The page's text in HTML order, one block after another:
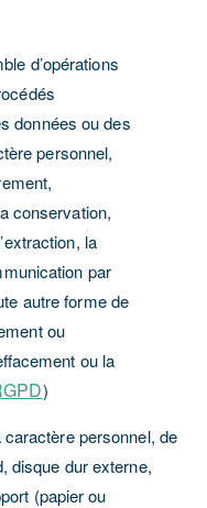
d’opérations
données ou des
personnel,
conservation,
la
par
autre forme de
ou
ou la
)
caractère personnel, de
disque dur externe,
(papier ou